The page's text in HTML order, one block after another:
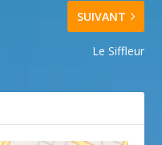
SUIVANT
Le Siffleur